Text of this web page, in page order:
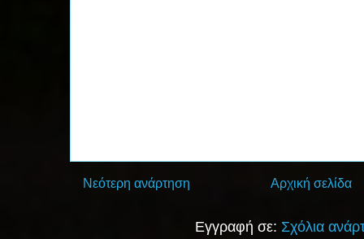
Νεότερη ανάρτηση Αρχική σελίδα
Εγγραφή σε: Σχόλια